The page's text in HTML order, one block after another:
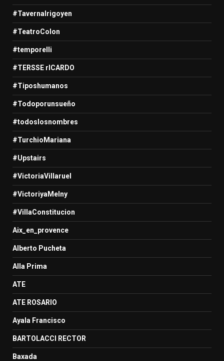
#TavernaIrigoyen
#TeatroColon
#temporelli
#TERSSE rICARDO
#Tiposhumanos
#Todoporunsueño
#todoslosnombres
#TurchioMariana
#Upstairs
#VictoriaVillaruel
#VictoriyaMelny
#VillaConstitucion
Aix_en_provence
Alberto Pucheta
Alla Prima
ATE
ATE ROSARIO
Ayala Francisco
BARTOLACCI RECTOR
Baxada